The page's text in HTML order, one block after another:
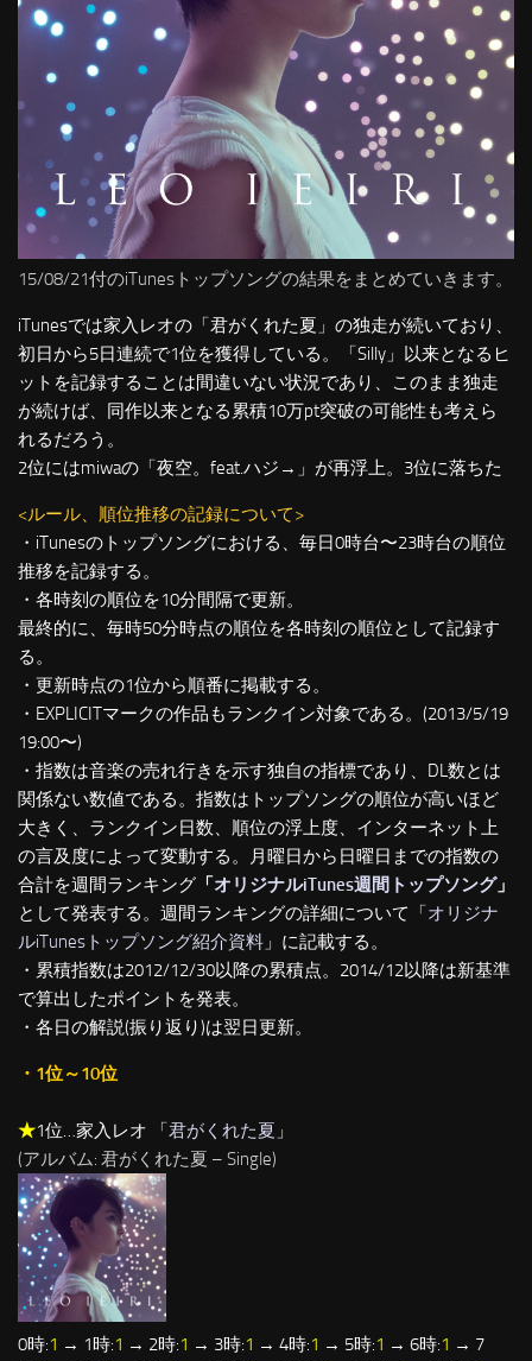
15/08/21付のiTunesトップソングの結果をまとめていきます。
iTunesでは家入レオの「君がくれた夏」の独走が続いており、
初日から5日連続で1位を獲得している。「Silly」以来となるヒ
ットを記録することは間違いない状況であり、このまま独走
が続けば、同作以来となる累積10万pt突破の可能性も考えら
れるだろう。
2位にはmiwaの「夜空。feat.ハジ→」が再浮上。3位に落ちた
<ルール、順位推移の記録について>
・iTunesのトップソングにおける、毎日0時台〜23時台の順位
推移を記録する。
・各時刻の順位を10分間隔で更新。
最終的に、毎時50分時点の順位を各時刻の順位として記録す
る。
・更新時点の1位から順番に掲載する。
・EXPLICITマークの作品もランクイン対象である。(2013/5/19
19:00〜)
・指数は音楽の売れ行きを示す独自の指標であり、DL数とは
関係ない数値である。指数はトップソングの順位が高いほど
大きく、ランクイン日数、順位の浮上度、インターネット上
の言及度によって変動する。月曜日から日曜日までの指数の
合計を週間ランキング 「オリジナルiTunes週間トップソング」
として発表する。週間ランキングの詳細について「オリジナ
ルiTunesトップソング紹介資料 」に記載する。
・累積指数は2012/12/30以降の累積点。2014/12以降は新基準
で算出したポイントを発表。
・各日の解説(振り返り)は翌日更新。
・1位～10位
★1位…家入レオ 「君がくれた夏 」
(アルバム: 君がくれた夏 – Single)
0時:1 → 1時:1 → 2時:1 → 3時:1 → 4時:1 → 5時:1 → 6時:1 → 7